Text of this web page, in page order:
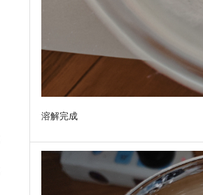
溶解完成